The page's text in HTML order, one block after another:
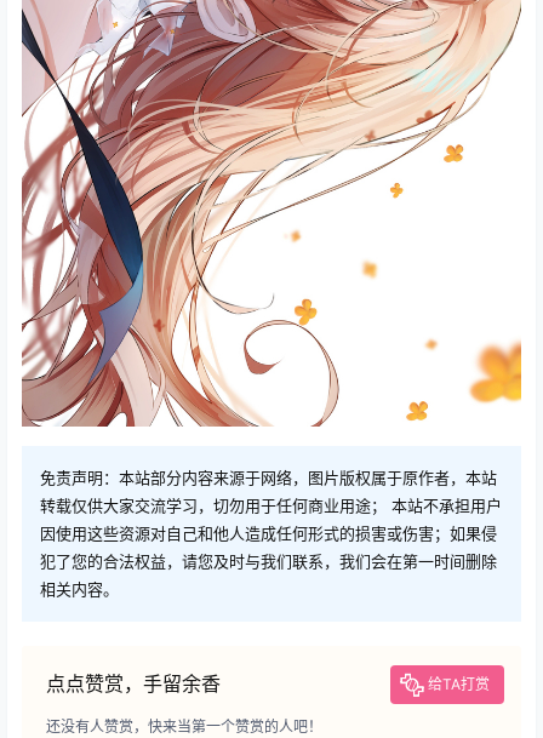
免责声明：本站部分内容来源于网络，图片版权属于原作者，本站
转载仅供大家交流学习，切勿用于任何商业用途； 本站不承担用户
因使用这些资源对自己和他人造成任何形式的损害或伤害；如果侵
犯了您的合法权益，请您及时与我们联系，我们会在第一时间删除
相关内容。
点点赞赏，手留余香 给TA打赏
还没有人赞赏，快来当第一个赞赏的人吧！